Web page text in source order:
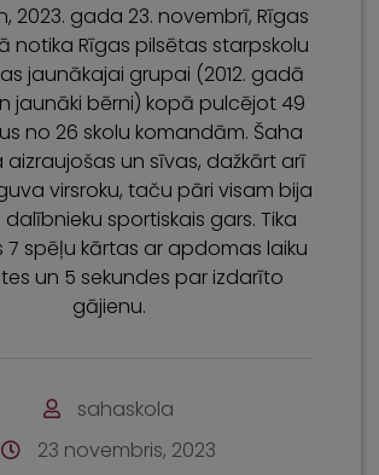
2023. gada 23. novembrī, Rīgas
notika Rīgas pilsētas starpskolu
jaunākajai grupai (2012. gadā
jaunāki bērni) kopā pulcējot 49
no 26 skolu komandām. Šaha
aizraujošas un sīvas, dažkārt arī
virsroku, taču pāri visam bija
sportiskais gars. Tika
7 spēļu kārtas ar apdomas laiku
un 5 sekundes par izdarīto
gājienu.
sahaskola
23 novembris, 2023